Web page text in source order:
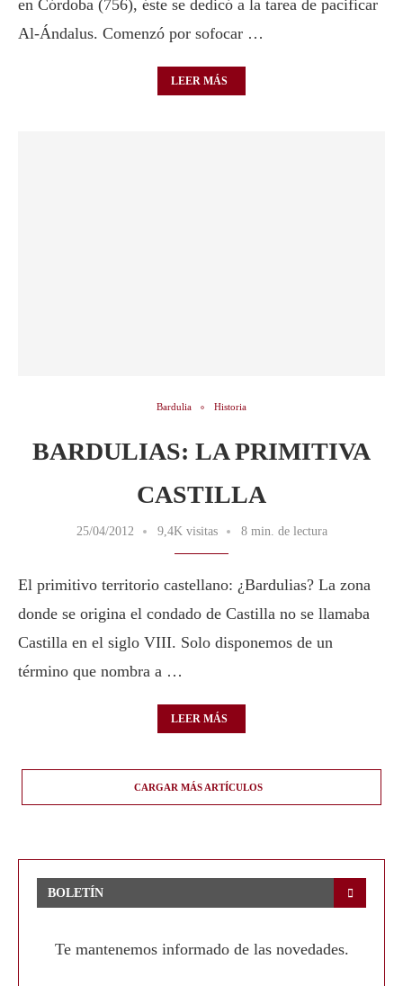
en Córdoba (756), éste se dedicó a la tarea de pacificar
Al-Ándalus. Comenzó por sofocar …
LEER MÁS
Bardulia Historia
BARDULIAS: LA PRIMITIVA
CASTILLA
25/04/2012 9,4K visitas 8 min. de lectura
El primitivo territorio castellano: ¿Bardulias? La zona
donde se origina el condado de Castilla no se llamaba
Castilla en el siglo VIII. Solo disponemos de un
término que nombra a …
LEER MÁS
CARGAR MÁS ARTÍCULOS
BOLETÍN
Te mantenemos informado de las novedades.